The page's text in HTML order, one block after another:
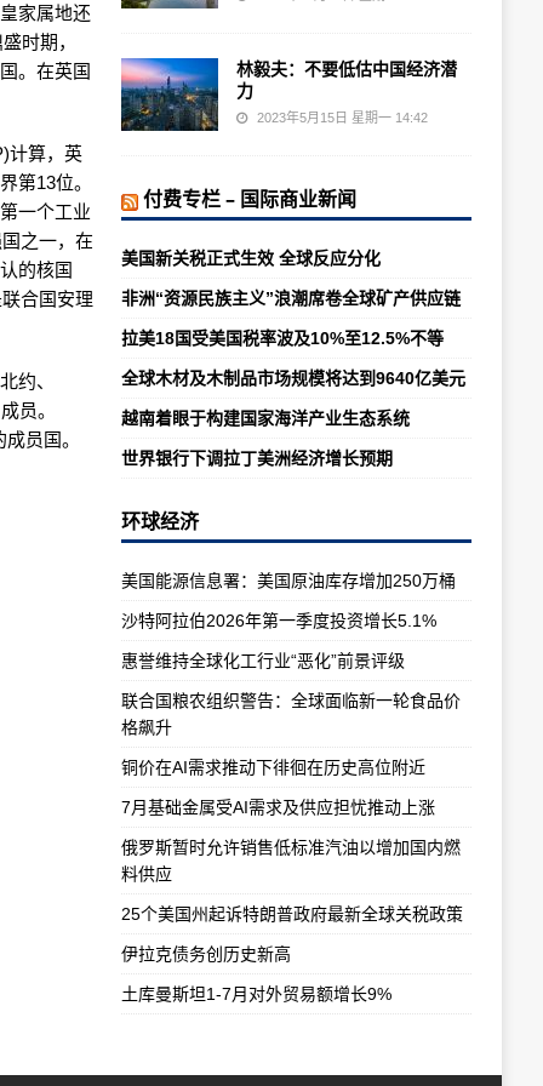
家属地还
时期，
。在英国
计算，英
第13位。
一个工业
之一，在
的核国
合国安理
约、
员。
员国。
林毅夫：不要低估中国经济潜
力
2023年5月15日 星期一 14:42
付费专栏 – 国际商业新闻
美国新关税正式生效 全球反应分化
非洲“资源民族主义”浪潮席卷全球矿产供应链
拉美18国受美国税率波及10%至12.5%不等
全球木材及木制品市场规模将达到9640亿美元
越南着眼于构建国家海洋产业生态系统
世界银行下调拉丁美洲经济增长预期
环球经济
美国能源信息署：美国原油库存增加250万桶
沙特阿拉伯2026年第一季度投资增长5.1%
惠誉维持全球化工行业“恶化”前景评级
联合国粮农组织警告：全球面临新一轮食品价
格飙升
铜价在AI需求推动下徘徊在历史高位附近
7月基础金属受AI需求及供应担忧推动上涨
俄罗斯暂时允许销售低标准汽油以增加国内燃
料供应
25个美国州起诉特朗普政府最新全球关税政策
伊拉克债务创历史新高
土库曼斯坦1-7月对外贸易额增长9%